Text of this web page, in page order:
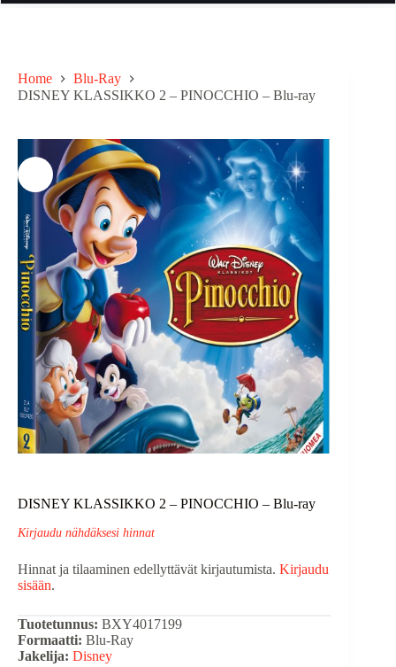
Home
Blu-Ray
DISNEY KLASSIKKO 2 – PINOCCHIO – Blu-ray
DISNEY KLASSIKKO 2 – PINOCCHIO – Blu-ray
Kirjaudu nähdäksesi hinnat
Hinnat ja tilaaminen edellyttävät kirjautumista. Kirjaudu
sisään.
Tuotetunnus: BXY4017199
Formaatti: Blu-Ray
Jakelija: Disney